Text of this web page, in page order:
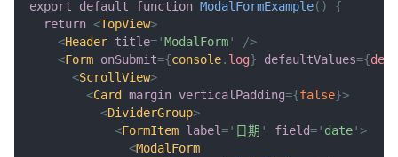
export default function ModalFormExample( )
{
return <TopView>
<Header title='ModalForm'
/>
<Form onSubmit={console. log} defaultValues={
<ScrollView>
<Card margin verticalPadding={false}>
<DividerGroup>
<FormItem label=' 日期 ' field=' date'>
<ModalForm